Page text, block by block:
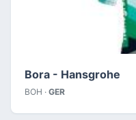
Bora - Hansgrohe
BOH · GER